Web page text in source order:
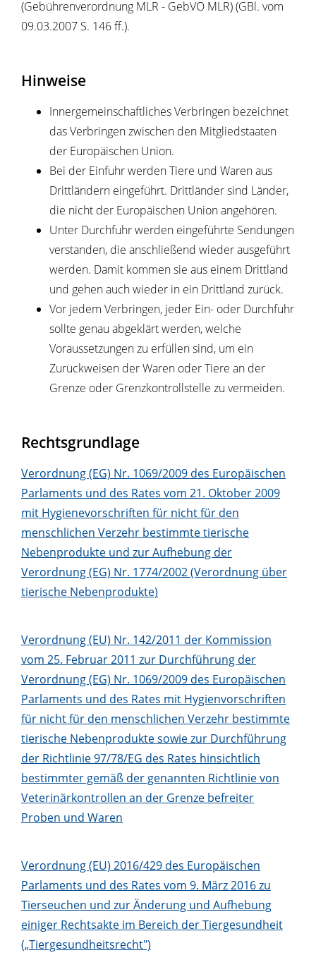
(Gebührenverordnung MLR - GebVO MLR) (GBl. vom
09.03.2007 S. 146 ff.).
Hinweise
Innergemeinschaftliches Verbringen bezeichnet
das Verbringen zwischen den Mitgliedstaaten
der Europäischen Union.
Bei der Einfuhr werden Tiere und Waren aus
Drittländern eingeführt. Drittländer sind Länder,
die nicht der Europäischen Union angehören.
Unter Durchfuhr werden eingeführte Sendungen
verstanden, die anschließend wieder ausgeführt
werden. Damit kommen sie aus einem Drittland
und gehen auch wieder in ein Drittland zurück.
Vor jedem Verbringen, jeder Ein- oder Durchfuhr
sollte genau abgeklärt werden, welche
Voraussetzungen zu erfüllen sind, um ein
Zurückweisen der Waren oder Tiere an der
Grenze oder Grenzkontrollstelle zu vermeiden.
Rechtsgrundlage
Verordnung (EG) Nr. 1069/2009 des Europäischen
Parlaments und des Rates vom 21. Oktober 2009
mit Hygienevorschriften für nicht für den
menschlichen Verzehr bestimmte tierische
Nebenprodukte und zur Aufhebung der
Verordnung (EG) Nr. 1774/2002 (Verordnung über
tierische Nebenprodukte)
Verordnung (EU) Nr. 142/2011 der Kommission
vom 25. Februar 2011 zur Durchführung der
Verordnung (EG) Nr. 1069/2009 des Europäischen
Parlaments und des Rates mit Hygienvorschriften
für nicht für den menschlichen Verzehr bestimmte
tierische Nebenprodukte sowie zur Durchführung
der Richtlinie 97/78/EG des Rates hinsichtlich
bestimmter gemäß der genannten Richtlinie von
Veterinärkontrollen an der Grenze befreiter
Proben und Waren
Verordnung (EU) 2016/429 des Europäischen
Parlaments und des Rates vom 9. März 2016 zu
Tierseuchen und zur Änderung und Aufhebung
einiger Rechtsakte im Bereich der Tiergesundheit
(„Tiergesundheitsrecht")